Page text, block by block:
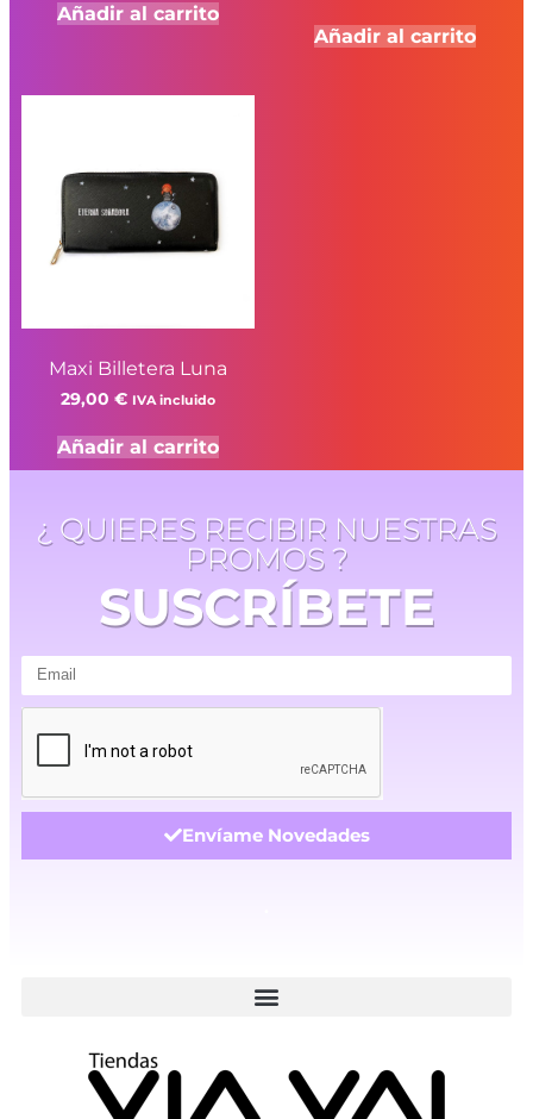
Añadir al carrito
Añadir al carrito
Maxi Billetera Luna
29,00 € IVA incluido
Añadir al carrito
¿ QUIERES RECIBIR NUESTRAS
PROMOS ?
SUSCRÍBETE
Envíame Novedades